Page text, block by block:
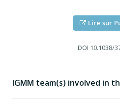
Lire sur
DOI 10.1038/
IGMM team(s) involved in